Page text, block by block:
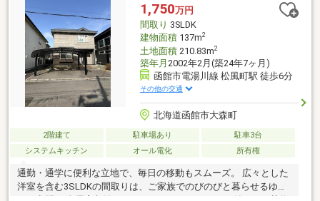
1,750万円
間取り 3SLDK
建物面積137m2
土地面積210.83m2
築年月 2002年2月(築24年7ヶ月)
函館市電湯川線 松風町駅 徒歩6分
その他の交通
北海道函館市大森町
2階建て 駐車場あり
駐車3台
システムキッチン
オール電化 所有権
通勤・通学に便利な立地で、毎日の移動もスムーズ。 広々とした
洋室を含む3SLDKの間取りは、ご家族でのびのびと暮らせるゆと